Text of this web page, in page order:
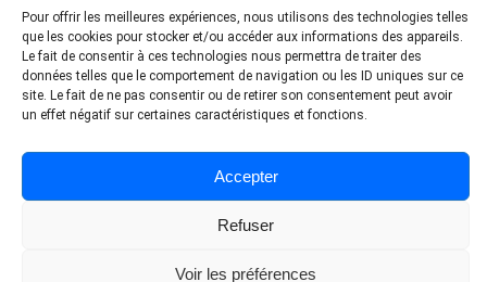
Pour offrir les meilleures expériences, nous utilisons des technologies telles
que les cookies pour stocker et/ou accéder aux informations des appareils.
Le fait de consentir à ces technologies nous permettra de traiter des
données telles que le comportement de navigation ou les ID uniques sur ce
site. Le fait de ne pas consentir ou de retirer son consentement peut avoir
un effet négatif sur certaines caractéristiques et fonctions.
Accepter
Refuser
Voir les préférences
© Tous droits réservés - Collège Alma
Politique de confidentialité